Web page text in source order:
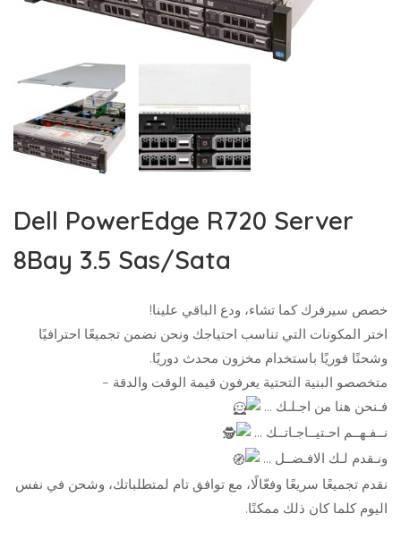
Dell PowerEdge R720 Server
8Bay 3.5 Sas/Sata
خصص سيرفرك كما تشاء، ودع الباقي علينا!
اختر المكونات التي تناسب احتياجك ونحن نضمن تجميعًا احترافيًا
وشحنًا فوريًا باستخدام مخزون محدث دوريًا.
متخصصو البنية التحتية يعرفون قيمة الوقت والدقة –
فـنحن هنا من اجـلـك …
نــفـهــم احـتيــاجـاتــك …
ونـقدم لـك الافـضــل …
نقدم تجميعًا سريعًا وفعّالًا، مع توافق تام لمتطلباتك، وشحن في نفس
اليوم كلما كان ذلك ممكنًا.